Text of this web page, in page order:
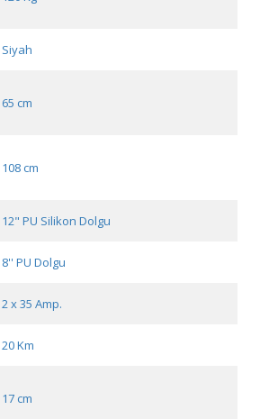
Siyah
65 cm
108 cm
12" PU Silikon Dolgu
8'' PU Dolgu
2 x 35 Amp.
20 Km
17 cm